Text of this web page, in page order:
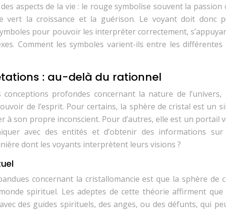
aspects de la vie : le rouge symbolise souvent la passion
la croissance et la guérison. Le voyant doit donc
pour pouvoir les interpréter correctement,
Comment les symboles varient-ils entre les
: au-delà du rationnel
profondes concernant la nature de l’univers,
de l’esprit. Pour certains, la sphère de cristal est un
à son propre inconscient. Pour d’autres, elle est un portail
avec des entités et d’obtenir des informations sur
dont les voyants interprètent leurs visions ?
concernant la cristallomancie est que la sphère de
spirituel. Les adeptes de cette théorie affirment que
des guides spirituels, des anges, ou des défunts, qui